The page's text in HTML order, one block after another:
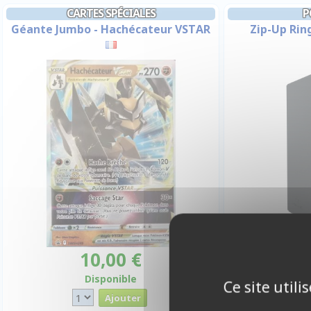
CARTES SPÉCIALES
Géante Jumbo - Hachécateur VSTAR
10,00 €
Disponible
Zip-Up
Ce site